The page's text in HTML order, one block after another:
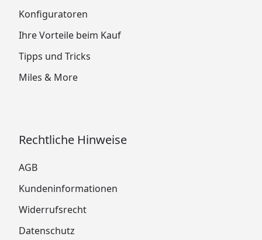
Konfiguratoren
Ihre Vorteile beim Kauf
Tipps und Tricks
Miles & More
Rechtliche Hinweise
AGB
Kundeninformationen
Widerrufsrecht
Datenschutz